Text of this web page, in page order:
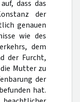
dass das
der
genauen
wie des
dem
der Furcht,
Mutter zu
der
hat.